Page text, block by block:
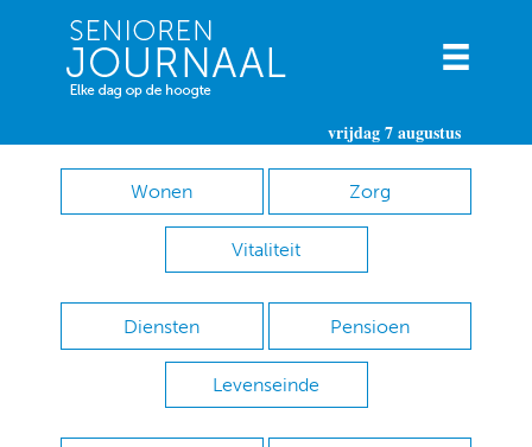
vrijdag 7 augustus
Wonen Zorg
Vitaliteit
Diensten Pensioen
Levenseinde